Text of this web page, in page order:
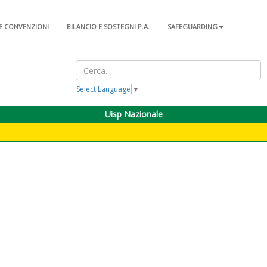
CONVENZIONI BILANCIO E SOSTEGNI P.A. SAFEGUARDING
Select Language ▼
Uisp Nazionale